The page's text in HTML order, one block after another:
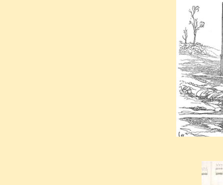
Jugé
Barbier
Cible privilégiée de ses
parisienne, on en oublie
Louis XI qui, pour le coup,
blanche, se retrouve
sous l’emprise des